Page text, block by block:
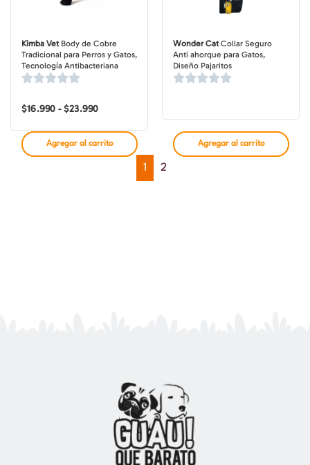
Kimba VetBody de Cobre
Tradicional para Perros y Gatos,
Tecnología Antibacteriana
$16.990 - $23.990Rango
precios:
desde
$16.990
hasta
Agregar al carrito
Wonder CatCollar Seguro
Anti ahorque para Gatos,
Diseño Pajaritos
Agregar al carrito
1 2